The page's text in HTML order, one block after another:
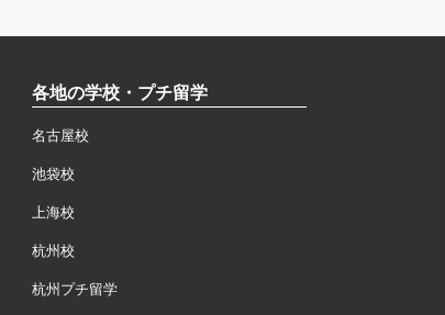
各地の学校・プチ留学
名古屋校
池袋校
上海校
杭州校
杭州プチ留学